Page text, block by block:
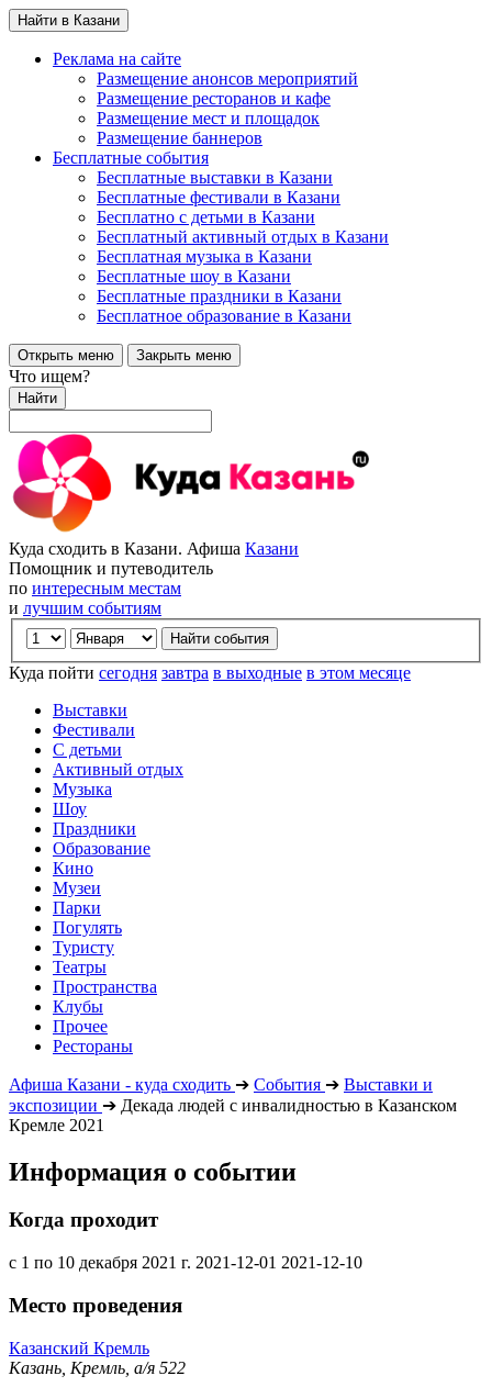
Найти в Казани
Реклама на сайте
Размещение анонсов мероприятий
Размещение ресторанов и кафе
Размещение мест и площадок
Размещение баннеров
Бесплатные события
Бесплатные выставки в Казани
Бесплатные фестивали в Казани
Бесплатно с детьми в Казани
Бесплатный активный отдых в Казани
Бесплатная музыка в Казани
Бесплатные шоу в Казани
Бесплатные праздники в Казани
Бесплатное образование в Казани
Открыть меню Закрыть меню
Что ищем?
Найти
Куда сходить в Казани. Афиша Казани
Помощник и путеводитель
по интересным местам
и лучшим событиям
Куда пойти сегодня завтра в выходные в этом месяце
Выставки
Фестивали
С детьми
Активный отдых
Музыка
Шоу
Праздники
Образование
Кино
Музеи
Парки
Погулять
Туристу
Театры
Пространства
Клубы
Прочее
Рестораны
Афиша Казани - куда сходить ➔ События ➔ Выставки и
экспозиции ➔ Декада людей с инвалидностью в Казанском
Кремле 2021
Информация о событии
Когда проходит
с 1 по 10 декабря 2021 г. 2021-12-01 2021-12-10
Место проведения
Казанский Кремль
Казань, Кремль, а/я 522